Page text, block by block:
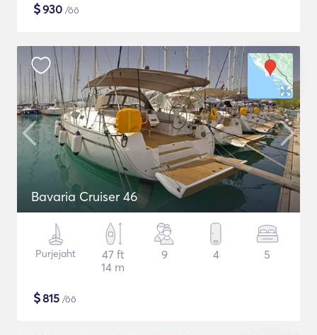
$930 /öö
Bavaria Cruiser 46
Purjejaht
47 ft
14 m
9 4 5
$815 /öö